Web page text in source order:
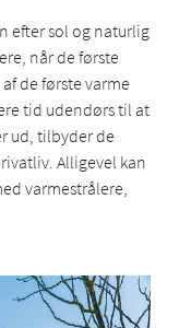
efter sol og naturlig
når de første
de første varme
tid udendørs til at
ud, tilbyder de
Alligevel kan
varmestrålere,